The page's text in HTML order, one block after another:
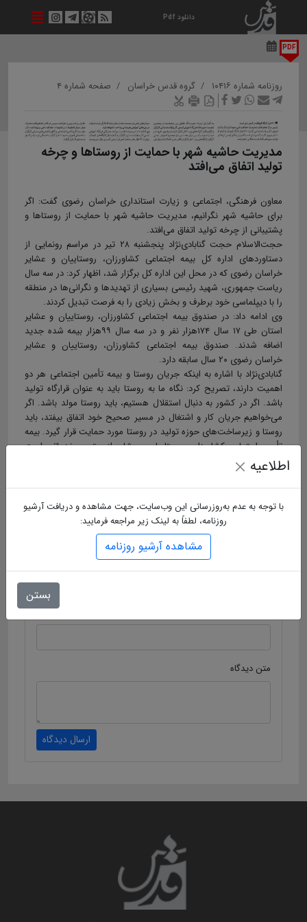
دانلود Pdf
PDF
روزنامه شماره ۱۰۴۱۶ گروه قدس خراسان صفحه شماره ۴
مدیریت حاشیه شهر با حمایت از روستاها و چرخه
تولید اتفاق می‌افتد
معاون فرهنگی، اجتماعی و زیارت استانداری خراسان رضوی گفت: اگر
برای حاشیه شهر نگرانیم، مدیریت حاشیه شهر با حمایت از روستاها و
پشتیبانی از چرخه تولید اتفاق می‌افتد.
حجت‌الاسلام حجت گنابادی‌نژاد پنجشنبه ۲۸ تیر در مراسم رونمایی از
دستاوردهای اداره کل بیمه اجتماعی کشاورزان، روستاییان و عشایر
خراسان رضوی که در محل این اداره کل برگزار شد، اظهار کرد: در سه سال
ریاست‌ جمهوری، شهید رئیسی بسیاری از تهدیدها و نگرانی‌ها در منطقه
را با دیپلماسی خود برطرف و بخش زیادی را به فرصت تبدیل کردند.
وی ادامه داد: در صندوق بیمه اجتماعی کشاورزان، روستاییان و عشایر
استان طی ۱۷ سال ۱۷۴هزار نفر و در سه سال ۹۹هزار بیمه شده جدید
اضافه شدند. صندوق بیمه اجتماعی کشاورزان، روستاییان و عشایر
خراسان رضوی ۲۰ سال سابقه دارد.
گنابادی‌نژاد با اشاره به اینکه جریان روستا و بیمه تأمین اجتماعی هر دو
اهمیت دارند، تصریح کرد: نگاه ما به روستا باید به عنوان قرارگاه تولید
باشد. اگر در کشور به دنبال استقلال هستیم، باید روستا مولد باشد. اگر
می‌خواهیم جریان کار و اشتغال در مسیر صحیح خود اتفاق بیفتد، باید
روستا و زیرساخت‌های حوزه تولید در روستا مورد حمایت قرار گیرد. بیمه
تأمین اجتماعی کشاورزان، روستاییان و عشایر از بهترین خدماتی است
که می‌تواند از زیرساخت‌های تولید در روستا حمایت کند.
برچسب ها :
ارسال دیدگاه
متن دیدگاه
ارسال دیدگاه
اطلاعیه
با توجه به عدم به‌روزرسانی این وب‌سایت، جهت مشاهده و دریافت آرشیو
روزنامه، لطفاً به لینک زیر مراجعه فرمایید:
مشاهده آرشیو روزنامه
بستن